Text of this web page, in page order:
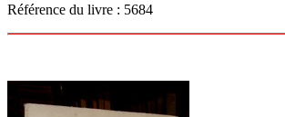
Référence du livre : 5684